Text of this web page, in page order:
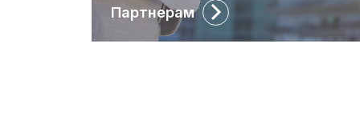
Партнерам